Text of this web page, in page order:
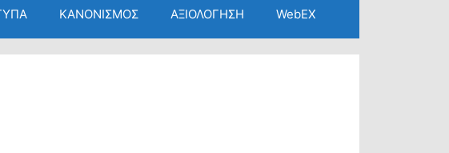
ΚΑΝΟΝΙΣΜΟΣ ΑΞΙΟΛΟΓΗΣΗ WebEX